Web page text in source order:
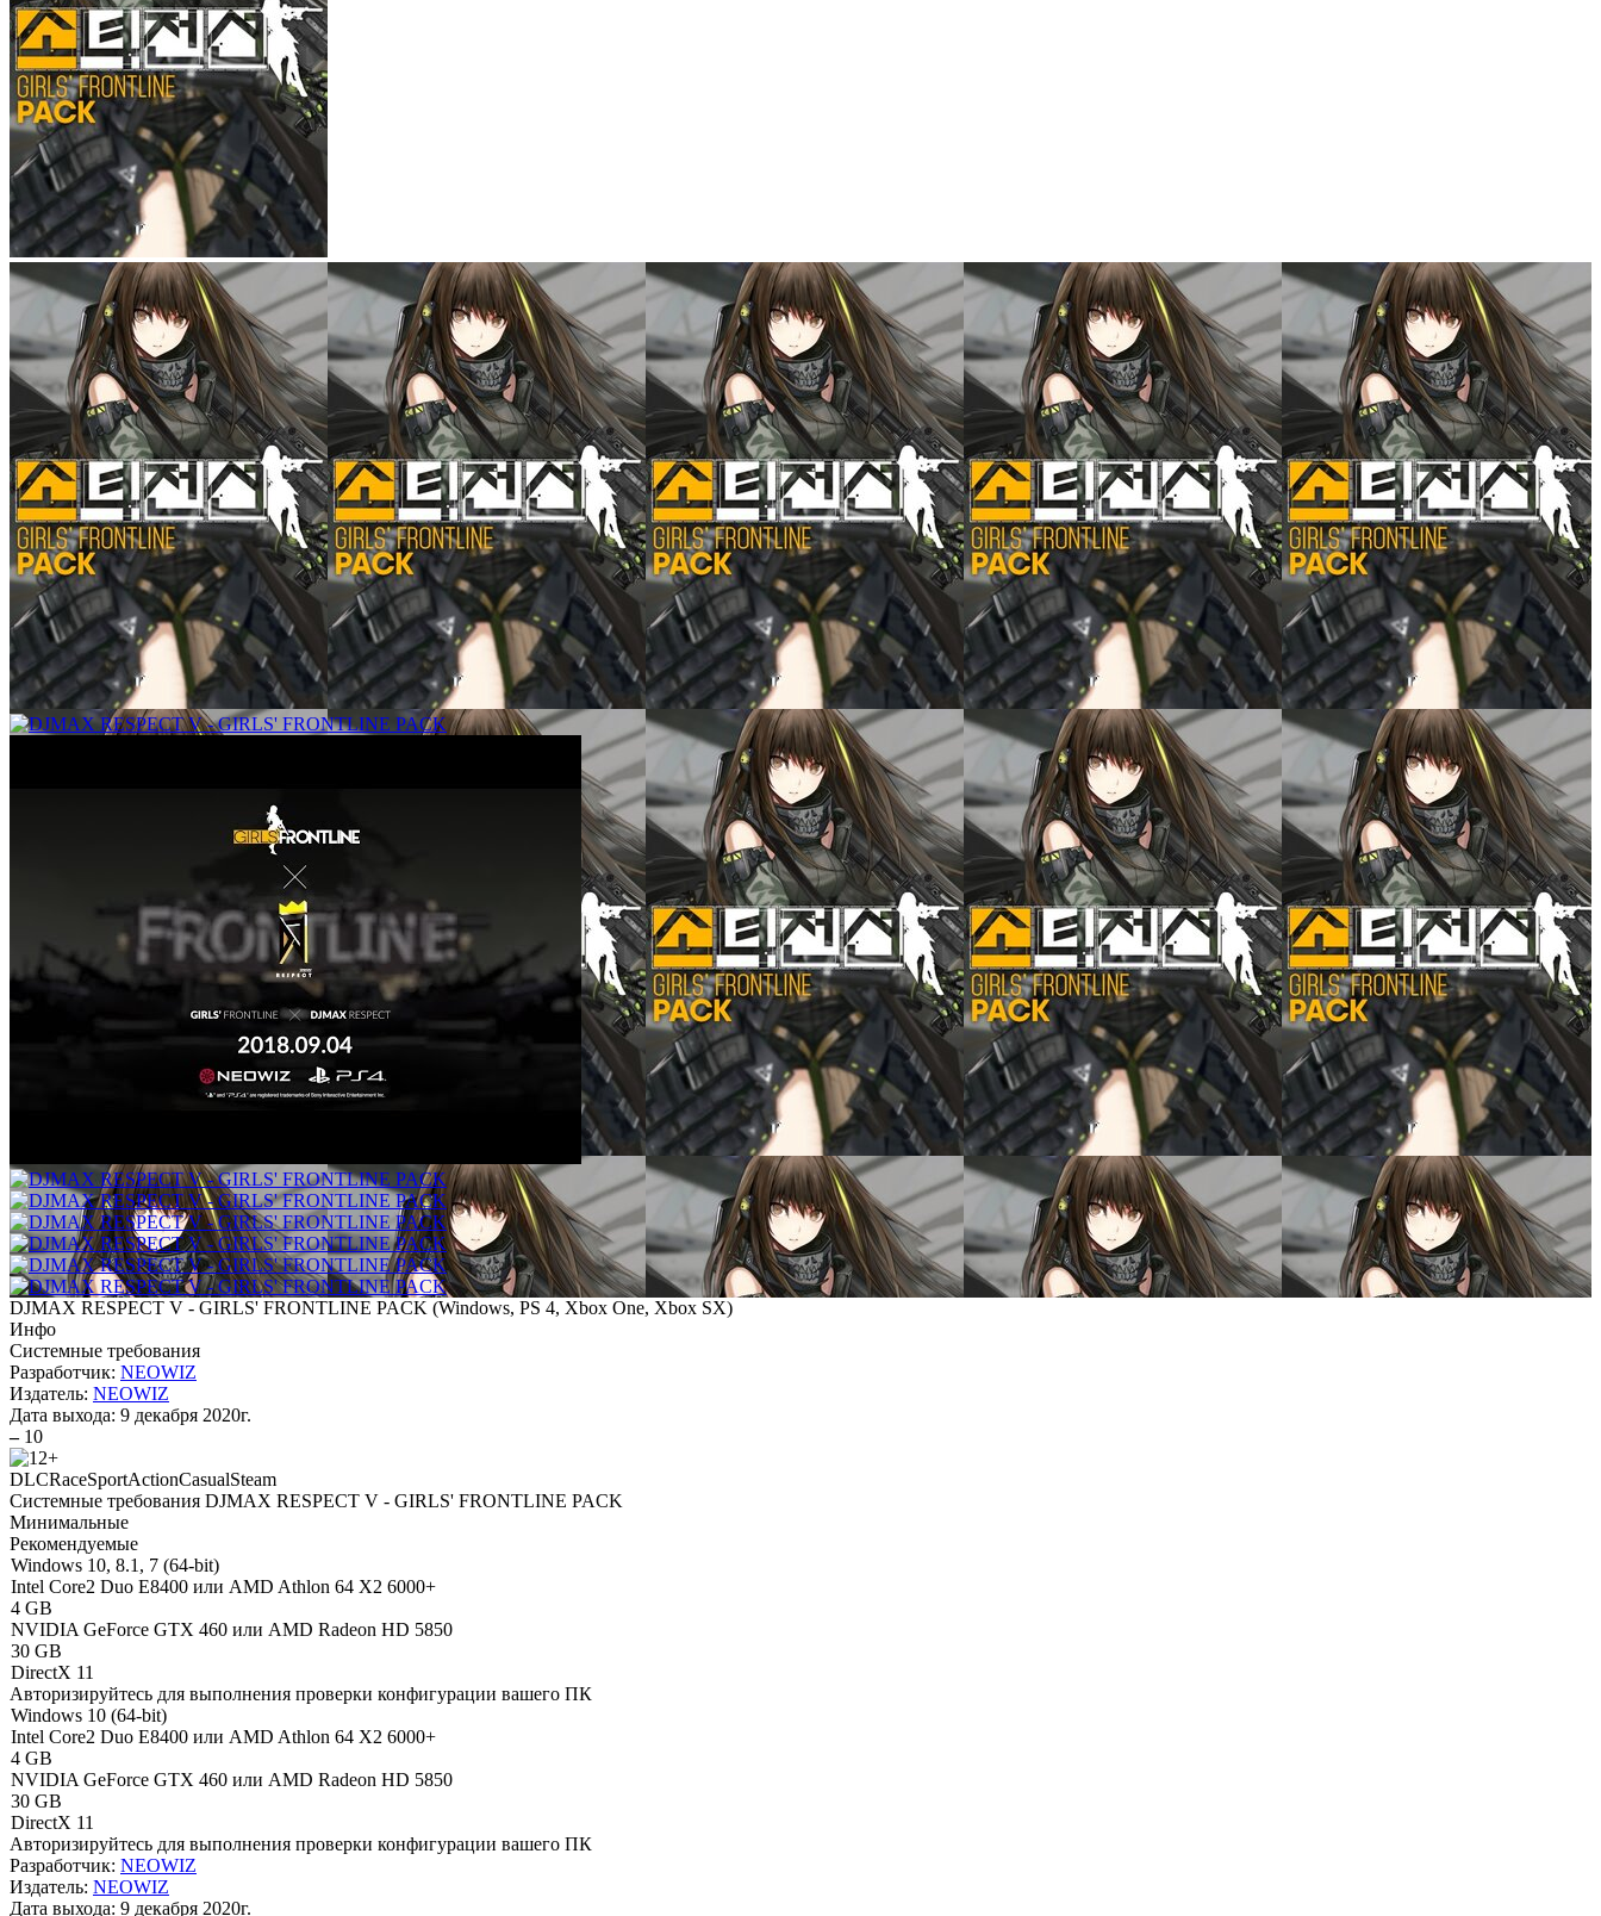
DJMAX RESPECT V - GIRLS' FRONTLINE PACK (Windows, PS 4, Xbox One, Xbox SX)
Инфо
Системные требования
Разработчик: NEOWIZ
Издатель: NEOWIZ
Дата выхода: 9 декабря 2020г.
– 10
DLCRaceSportActionCasualSteam
Системные требования DJMAX RESPECT V - GIRLS' FRONTLINE PACK
Минимальные
Рекомендуемые
Windows 10, 8.1, 7 (64-bit)
Intel Core2 Duo E8400 или AMD Athlon 64 X2 6000+
4 GB
NVIDIA GeForce GTX 460 или AMD Radeon HD 5850
30 GB
DirectX 11
Авторизируйтесь для выполнения проверки конфигурации вашего ПК
Windows 10 (64-bit)
Intel Core2 Duo E8400 или AMD Athlon 64 X2 6000+
4 GB
NVIDIA GeForce GTX 460 или AMD Radeon HD 5850
30 GB
DirectX 11
Авторизируйтесь для выполнения проверки конфигурации вашего ПК
Разработчик: NEOWIZ
Издатель: NEOWIZ
Дата выхода: 9 декабря 2020г.